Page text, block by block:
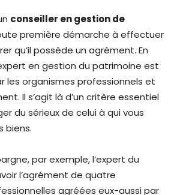
conseiller en gestion de
première démarche à effectuer
qu’il possède un agrément. En
en gestion du patrimoine est
les organismes professionnels et
Il s’agit là d’un critère essentiel
du sérieux de celui à qui vous
biens.
par exemple, l’expert du
l’agrément de quatre
agréées eux-aussi par